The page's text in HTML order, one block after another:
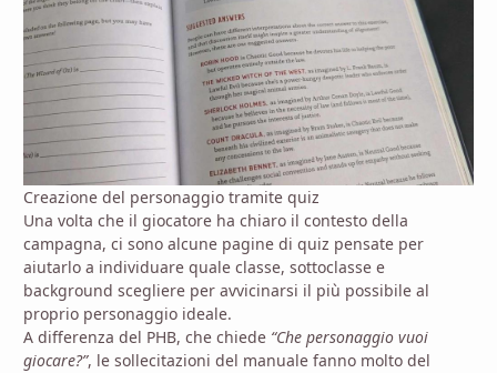
Creazione del personaggio tramite quiz
Una volta che il giocatore ha chiaro il contesto della
campagna, ci sono alcune pagine di quiz pensate per
aiutarlo a individuare quale classe, sottoclasse e
background scegliere per avvicinarsi il più possibile al
proprio personaggio ideale.
A differenza del PHB, che chiede “Che personaggio vuoi
giocare?”, le sollecitazioni del manuale fanno molto del